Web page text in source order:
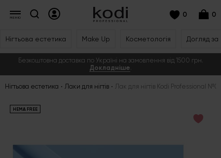
0 0
Нігтьова естетика Make Up Косметологія Догляд
Безкоштовна доставка по Україні на замовлення від 1500 грн.
Докладніше.
Нігтьова естетика Лаки для нігтів Лак для нігтів Kodi Professional
HEMA FREE